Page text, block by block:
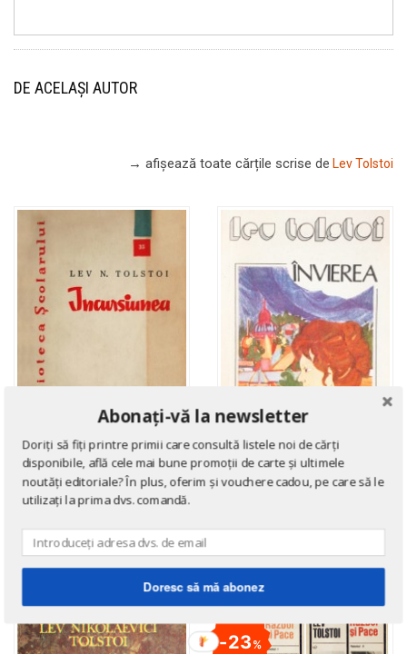
DE ACELAȘI AUTOR
→ afișează toate cărțile scrise de Lev Tolstoi
LITERATURĂ
deLev Tolstoi
23%
Abonați-vă la newsletter
Doriți să fiți printre primii care consultă listele noi de cărți
disponibile, află cele mai bune promoții de carte și ultimele
noutăți editoriale? În plus, oferim și vouchere cadou, pe care să le
utilizați la prima dvs. comandă.
Doresc să mă abonez